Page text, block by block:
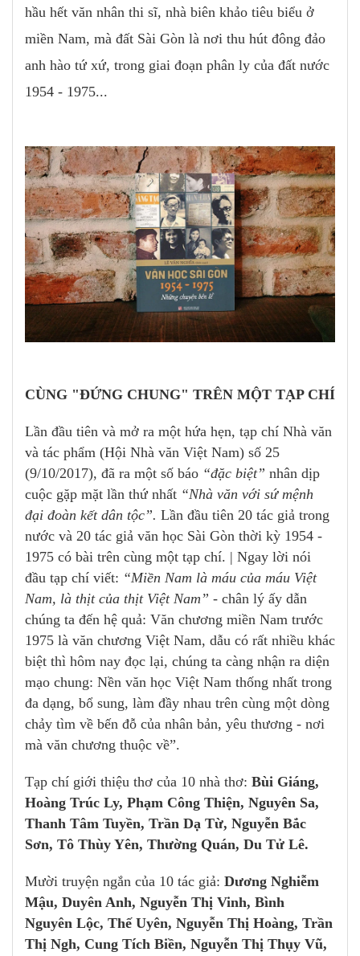
hầu hết văn nhân thi sĩ, nhà biên khảo tiêu biểu ở
miền Nam, mà đất Sài Gòn là nơi thu hút đông đảo
anh hào tứ xứ, trong giai đoạn phân ly của đất nước
1954 - 1975...
CÙNG "ĐỨNG CHUNG" TRÊN MỘT TẠP CHÍ
Lần đầu tiên và mở ra một hứa hẹn, tạp chí Nhà văn
và tác phẩm (Hội Nhà văn Việt Nam) số 25
(9/10/2017), đã ra một số báo “đặc biệt” nhân dịp
cuộc gặp mặt lần thứ nhất “Nhà văn với sứ mệnh
đại đoàn kết dân tộc”. Lần đầu tiên 20 tác giả trong
nước và 20 tác giả văn học Sài Gòn thời kỳ 1954 -
1975 có bài trên cùng một tạp chí. | Ngay lời nói
đầu tạp chí viết: “Miền Nam là máu của máu Việt
Nam, là thịt của thịt Việt Nam” - chân lý ấy dẫn
chúng ta đến hệ quả: Văn chương miền Nam trước
1975 là văn chương Việt Nam, dẫu có rất nhiều khác
biệt thì hôm nay đọc lại, chúng ta càng nhận ra diện
mạo chung: Nền văn học Việt Nam thống nhất trong
đa dạng, bổ sung, làm đầy nhau trên cùng một dòng
chảy tìm về bến đỗ của nhân bản, yêu thương - nơi
mà văn chương thuộc về”.
Tạp chí giới thiệu thơ của 10 nhà thơ: Bùi Giáng,
Hoàng Trúc Ly, Phạm Công Thiện, Nguyên Sa,
Thanh Tâm Tuyền, Trần Dạ Từ, Nguyễn Bắc
Sơn, Tô Thùy Yên, Thường Quán, Du Tử Lê.
Mười truyện ngắn của 10 tác giả: Dương Nghiễm
Mậu, Duyên Anh, Nguyễn Thị Vinh, Bình
Nguyên Lộc, Thế Uyên, Nguyễn Thị Hoàng, Trần
Thị Ngh, Cung Tích Biền, Nguyễn Thị Thụy Vũ,